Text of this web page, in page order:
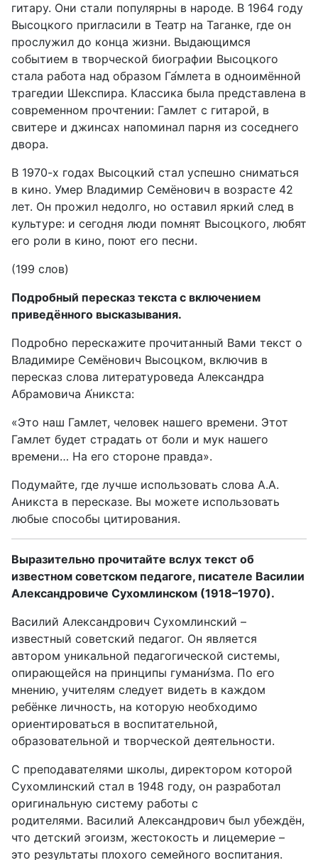
гитару. Они стали популярны в народе. В 1964 году
Высоцкого пригласили в Театр на Таганке, где он
прослужил до конца жизни. Выдающимся
событием в творческой биографии Высоцкого
стала работа над образом Га́млета в одноимённой
трагедии Шекспира. Классика была представлена в
современном прочтении: Гамлет с гитарой, в
свитере и джинсах напоминал парня из соседнего
двора.
В 1970-х годах Высоцкий стал успешно сниматься
в кино. Умер Владимир Семёнович в возрасте 42
лет. Он прожил недолго, но оставил яркий след в
культуре: и сегодня люди помнят Высоцкого, любят
его роли в кино, поют его песни.
(199 слов)
Подробный пересказ текста с включением
приведённого высказывания.
Подробно перескажите прочитанный Вами текст о
Владимире Семёнович Высоцком, включив в
пересказ слова литературоведа Александра
Абрамовича А́никста:
«Это наш Гамлет, человек нашего времени. Этот
Гамлет будет страдать от боли и мук нашего
времени… На его стороне правда».
Подумайте, где лучше использовать слова А.А.
Аникста в пересказе. Вы можете использовать
любые способы цитирования.
Выразительно прочитайте вслух текст об
известном советском педагоге, писателе Василии
Александровиче Сухомлинском (1918–1970).
Василий Александрович Сухомлинский –
известный советский педагог. Он является
автором уникальной педагогической системы,
опирающейся на принципы гумани́зма. По его
мнению, учителям следует видеть в каждом
ребёнке личность, на которую необходимо
ориентироваться в воспитательной,
образовательной и творческой деятельности.
С преподавателями школы, директором которой
Сухомлинский стал в 1948 году, он разработал
оригинальную систему работы с
родителями. Василий Александрович был убеждён,
что детский эгоизм, жестокость и лицемерие –
это результаты плохого семейного воспитания.